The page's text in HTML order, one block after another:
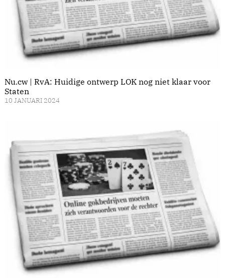
Nu.cw | RvA: Huidige ontwerp LOK nog niet klaar voor
Staten
10 JANUARI 2024